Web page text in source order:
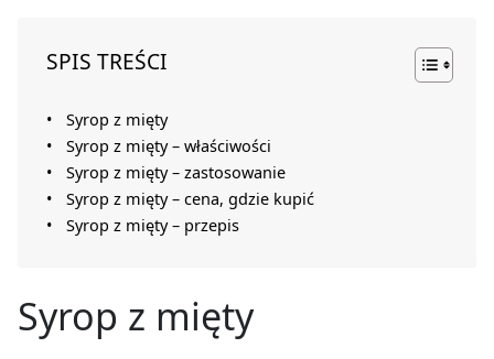
SPIS TREŚCI
Syrop z mięty
Syrop z mięty – właściwości
Syrop z mięty – zastosowanie
Syrop z mięty – cena, gdzie kupić
Syrop z mięty – przepis
Syrop z mięty